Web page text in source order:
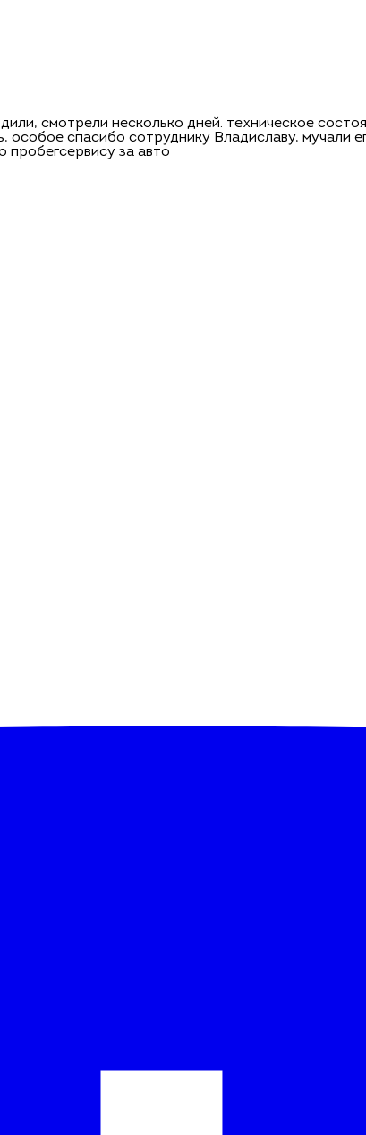
смотрели несколько дней. техническое
спасибо сотруднику Владиславу, мучали
пробегсервису за авто